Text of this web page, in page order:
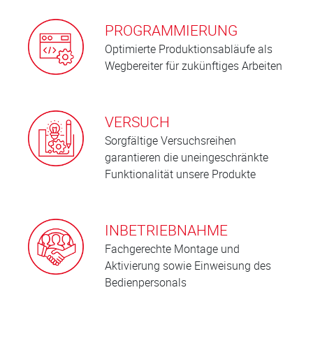
PROGRAMMIERUNG
Optimierte Produktionsabläufe als
Wegbereiter für zukünftiges Arbeiten
VERSUCH
Sorgfältige Versuchsreihen
garantieren die uneingeschränkte
Funktionalität unsere Produkte
INBETRIEBNAHME
Fachgerechte Montage und
Aktivierung sowie Einweisung des
Bedienpersonals